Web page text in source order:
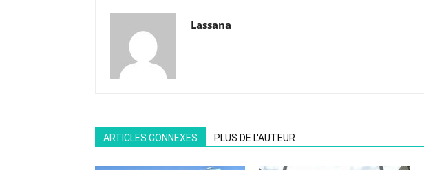
Lassana
ARTICLES CONNEXES PLUS DE L'AUTEUR